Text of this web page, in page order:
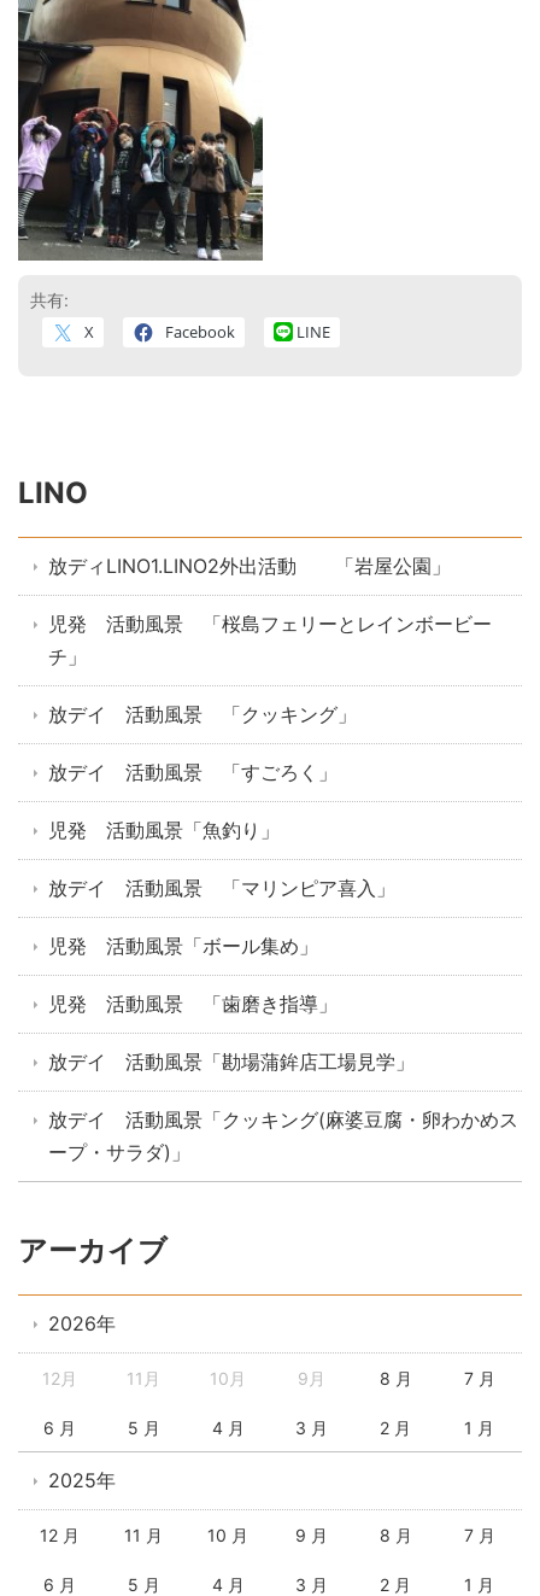
共有:
X Facebook LINE
LINO
放ディLINO1.LINO2外出活動 「岩屋公園」
児発 活動風景 「桜島フェリーとレインボービー
チ」
放デイ 活動風景 「クッキング」
放デイ 活動風景 「すごろく」
児発 活動風景「魚釣り」
放デイ 活動風景 「マリンピア喜入」
児発 活動風景「ボール集め」
児発 活動風景 「歯磨き指導」
放デイ 活動風景「勘場蒲鉾店工場見学」
放デイ 活動風景「クッキング(麻婆豆腐・卵わかめス
ープ・サラダ)」
アーカイブ
2026年
12月 11月 10月 9月 8 月 7 月
6 月 5 月 4 月 3 月 2 月 1 月
2025年
12 月 11 月 10 月 9 月 8 月 7 月
6 月 5 月 4 月 3 月 2 月 1 月